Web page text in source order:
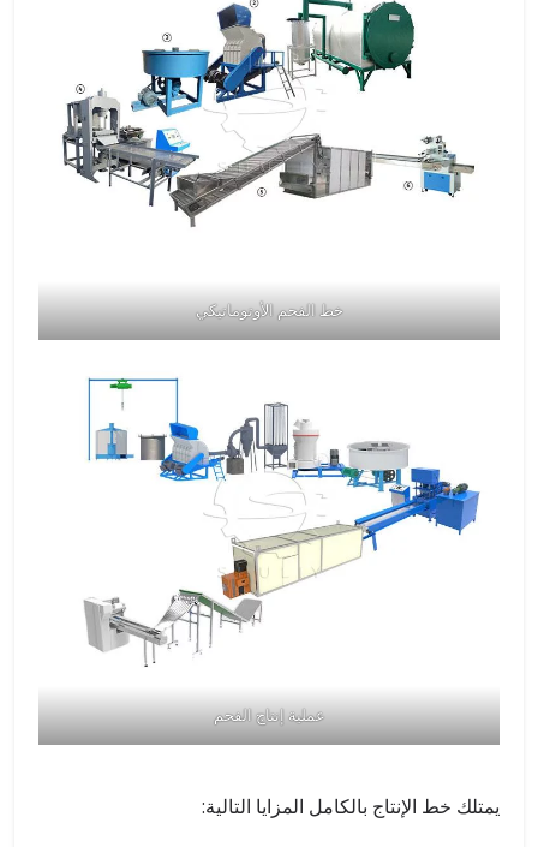
خط الفحم الأوتوماتيكي
عملية إنتاج الفحم
يمتلك خط الإنتاج بالكامل المزايا التالية: